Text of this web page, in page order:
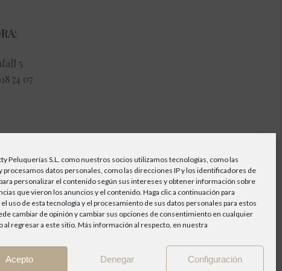
Peluquerías S.L. como nuestros socios utilizamos tecnologías, como las
procesamos datos personales, como las direcciones IP y los identificadores de
personalizar el contenido según sus intereses y obtener información sobre
que vieron los anuncios y el contenido. Haga clic a continuación para
uso de esta tecnología y el procesamiento de sus datos personales para estos
cambiar de opinión y cambiar sus opciones de consentimiento en cualquier
al regresar a este sitio. Más información al respecto, en nuestra
Acepto Denegar Configuración
5
74 07
21:00